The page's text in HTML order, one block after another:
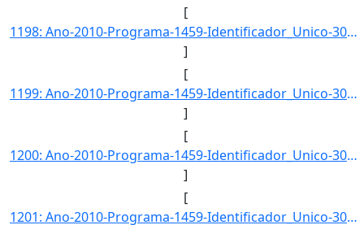
[
1198: Ano-2010-Programa-1459-Identificador_Unico-3050-Descricao-Fluxo_Maximo_de_Veiculos_por_Rodovia_no_Ve]
]
[
1199: Ano-2010-Programa-1459-Identificador_Unico-3051-Descricao-Tempo_Medio_de_Espera_para_Transbordo_no_V]
]
[
1200: Ano-2010-Programa-1459-Identificador_Unico-3052-Descricao-Tempo_Medio_de_Transbordo_Unitario_no_Veto]
]
[
1201: Ano-2010-Programa-1459-Identificador_Unico-3053-Descricao-Tempo_Medio_de_Percurso_no_Vetor_Logistico]